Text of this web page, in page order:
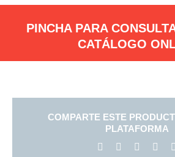
PINCHA PARA
CATÁLOGO
COMPARTE ESTE
PLATAFORMA
Facebook LinkedIn